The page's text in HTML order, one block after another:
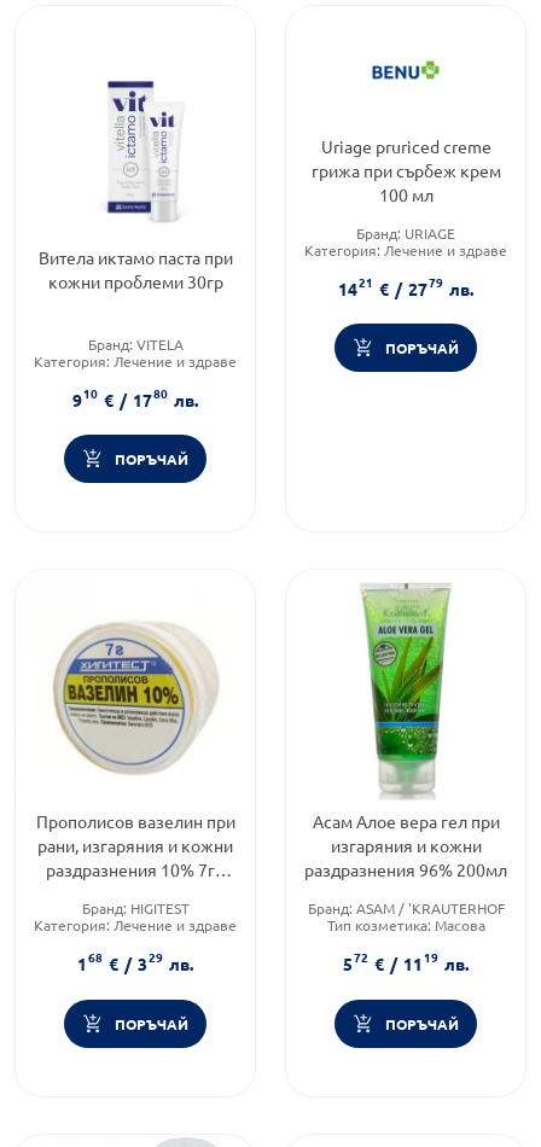
Витела иктамо паста при
кожни проблеми 30гр
Бранд: VITELA
Категория: Лечение и здраве
910 € / 1780 лв.
ПОРЪЧАЙ
Uriage pruriced creme
грижа при сърбеж крем
100 мл
Бранд: URIAGE
Категория: Лечение и здраве
1421 € / 2779 лв.
ПОРЪЧАЙ
Прополисов вазелин при
рани, изгаряния и кожни
раздразнения 10% 7гр
Бранд: HIGITEST
Категория: Лечение и здраве
168 € / 329 лв.
ПОРЪЧАЙ
Асам Алое вера гел при
изгаряния и кожни
раздразнения 96% 200мл
Бранд: ASAM / 'KRAUTERHOF
Тип козметика: Масова
Тип продукт: Гел
572 € / 1119 лв.
ПОРЪЧАЙ